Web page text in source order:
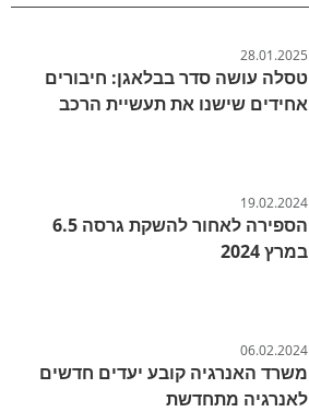
28.01.2025
טסלה עושה סדר בבלאגן: חיבורים
אחידים שישנו את תעשיית הרכב
19.02.2024
הספירה לאחור להשקת גרסה 6.5
במרץ 2024
06.02.2024
משרד האנרגיה קובע יעדים חדשים
לאנרגיה מתחדשת